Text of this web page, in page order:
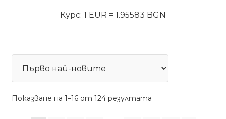
Курс: 1 EUR = 1.95583 BGN
Показване на 1–16 от 124 резултатаSorted